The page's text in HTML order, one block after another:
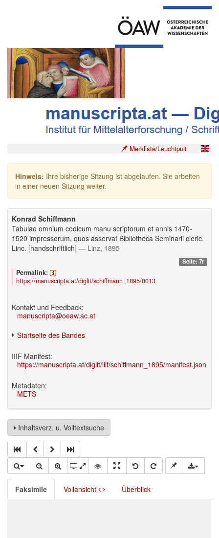
Merkliste/Leuchtpult
Hinweis: Ihre bisherige Sitzung ist abgelaufen. Sie arbeiten
in einer neuen Sitzung weiter.
Konrad Schiffmann
Tabulae omnium codicum manu scriptorum et annis 1470-
1520 impressorum, quos asservat Bibliotheca Seminarii cleric.
Linc. [handschriftlich] — Linz, 1895
Seite: 7r
Permalink:
https://manuscripta.at/diglit/schiffmann_1895/0013
Kontakt und Feedback:
manuscripta@oeaw.ac.at
Startseite des Bandes
IIIF Manifest:
https://manuscripta.at/diglit/iiif/schiffmann_1895/manifest.json
Metadaten:
METS
Inhaltsverz. u. Volltextsuche
Faksimile Vollansicht Überblick